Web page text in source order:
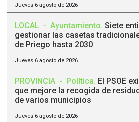
Jueves 6 agosto de 2026
LOCAL - Ayuntamiento. Siete
gestionar las casetas
de Priego hasta 2030
Jueves 6 agosto de 2026
PROVINCIA - Política. El PSOE
que mejore la recogida de
de varios municipios
Jueves 6 agosto de 2026